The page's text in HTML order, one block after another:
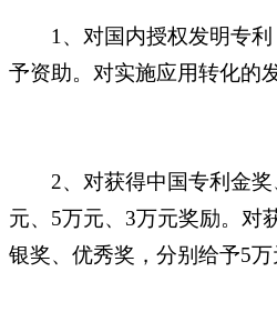
1、对国内授权发明专
予资助。对实施应用转化的
2、对获得中国专利金
元、5万元、3万元奖励。对
银奖、优秀奖，分别给予5